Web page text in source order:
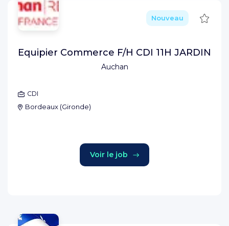
Auchan
Nouveau
Equipier Commerce F/H CDI 11H JARDIN
CDI
Bordeaux (Gironde)
Voir le job